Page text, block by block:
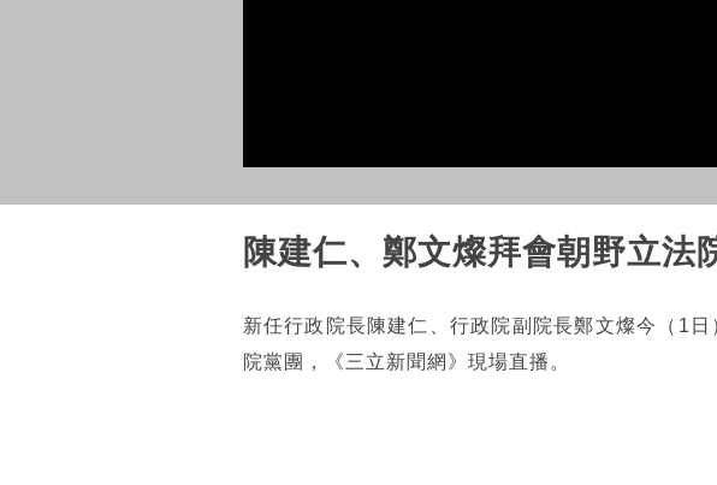
陳建仁、鄭文燦拜會朝野立法
新任行政院長陳建仁、行政院副院長鄭文燦今（1
院黨團，《三立新聞網》現場直播。